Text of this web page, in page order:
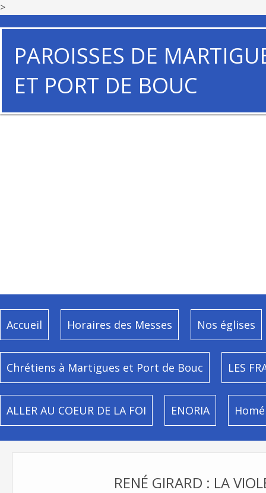
>
PAROISSES DE
ET PORT DE BOUC
Accueil Horaires des Messes Nos églises
Chrétiens à Martigues et Port de Bouc LES
ALLER AU COEUR DE LA FOI ENORIA
RENÉ GIRARD : LA